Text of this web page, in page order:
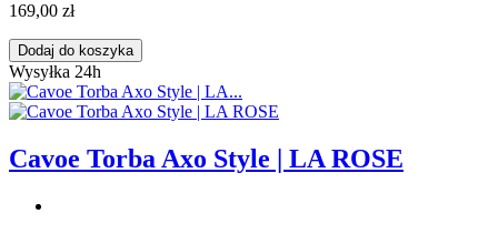
169,00 zł
Dodaj do koszyka
Wysyłka 24h
Cavoe Torba Axo Style | LA ROSE